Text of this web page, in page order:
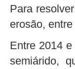
Para
erosão,
Entre 2014
semiárido,